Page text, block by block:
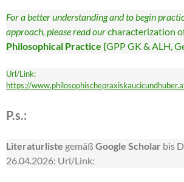
For a better understanding and to begin
approach, please read ourcharacterization
Philosophical Practice (GPP GK & ALH,
Url/Link:
https://
P.s.:
Literaturliste gemäß Google Scholar bis
26.04.2026: Url/Link: